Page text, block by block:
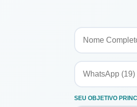
SEU OBJETIVO